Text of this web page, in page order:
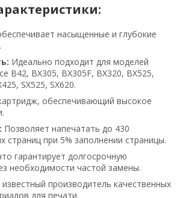
насыщенные и глубокие
Идеально подходит для моделей
B42, BX305, BX305F, BX320, BX525,
SX525, SX620.
обеспечивающий высокое
Позволяет напечатать до 430
страниц при 5% заполнении страницы.
гарантирует долгосрочную
необходимости частой замены.
известный производитель качественных
для печати.